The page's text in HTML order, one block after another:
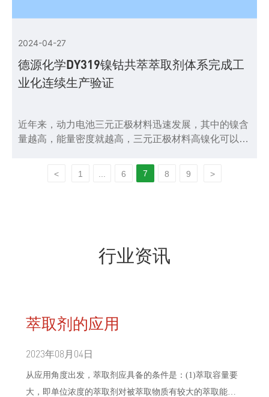
2024-04-27
德源化学DY319镍钴共萃萃取剂体系完成工
业化连续生产验证
近年来，动力电池三元正极材料迅速发展，其中的镍含
量越高，能量密度就越高，三元正极材料高镍化可以在
系中发展空间良好，未来工业化生产和电池中用镍将是
< 1 6 7 8 9 >
行业资讯
萃取剂的应用
2023年08月04日
从应用角度出发，萃取剂应具备的条件是：(1)萃取容量要
大，即单位浓度的萃取剂对被萃取物质有较大的萃取能